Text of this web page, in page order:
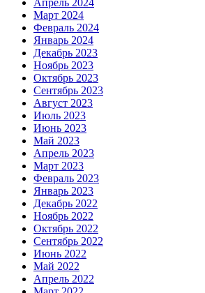
Март 2024
Февраль 2024
Январь 2024
Декабрь 2023
Ноябрь 2023
Октябрь 2023
Сентябрь 2023
Август 2023
Июль 2023
Июнь 2023
Май 2023
Апрель 2023
Март 2023
Февраль 2023
Январь 2023
Декабрь 2022
Ноябрь 2022
Октябрь 2022
Сентябрь 2022
Июнь 2022
Май 2022
Апрель 2022